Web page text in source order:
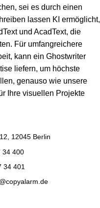
sei es durch einen
lassen KI ermöglicht,
und AcadText, die
Für umfangreichere
kann ein Ghostwriter
liefern, um höchste
genauso wie unsere
Ihre visuellen Projekte
12045 Berlin
34 400
34 401